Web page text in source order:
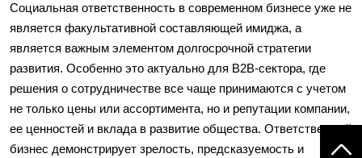
Социальная ответственность в современном бизнесе уже не
является факультативной составляющей имиджа, а
является важным элементом долгосрочной стратегии
развития. Особенно это актуально для B2B-сектора, где
решения о сотрудничестве все чаще принимаются с учетом
не только цены или ассортимента, но и репутации компании,
ее ценностей и вклада в развитие общества. Ответственный
бизнес демонстрирует зрелость, предсказуемость и